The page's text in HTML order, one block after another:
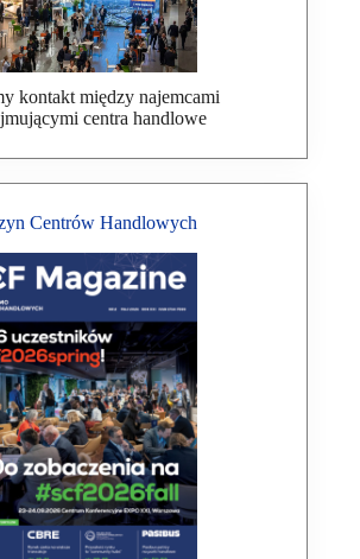
kontakt między najemcami
centra handlowe
Centrów Handlowych